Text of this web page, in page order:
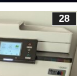
28